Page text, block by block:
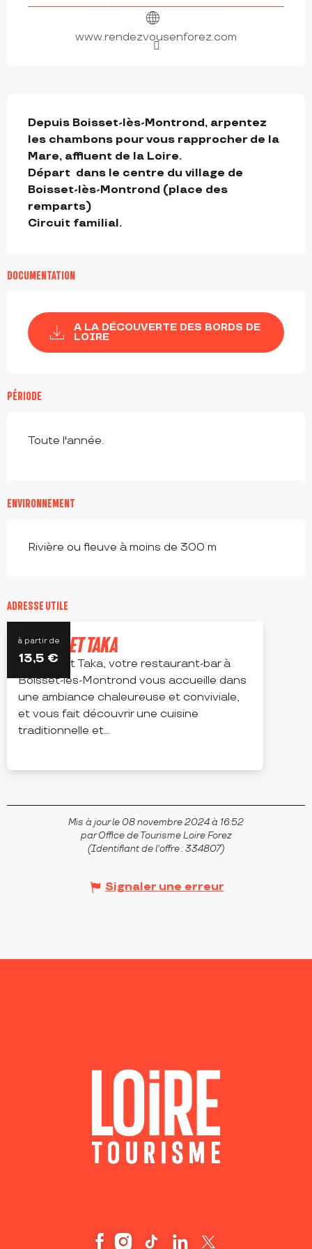
www.rendezvousenforez.com
Depuis Boisset-lès-Montrond, arpentez
les chambons pour vous rapprocher de la
Mare, affluent de la Loire.
Départ  dans le centre du village de
Boisset-lès-Montrond (place des
remparts)
Circuit familial.
DOCUMENTATION
A LA DÉCOUVERTE DES BORDS DE
LOIRE
PÉRIODE
Toute l'année.
ENVIRONNEMENT
Rivière ou fleuve à moins de 300 m
ADRESSE UTILE
à partir de
13,5 €
LE CERIZET TAKA
Le Cerizet Taka, votre restaurant-bar à
Boisset-lès-Montrond vous accueille dans
une ambiance chaleureuse et conviviale,
et vous fait découvrir une cuisine
traditionnelle et...
Mis à jour le 08 novembre 2024 à 16:52
par Office de Tourisme Loire Forez
(Identifiant de l'offre :334807)
Signaler une erreur